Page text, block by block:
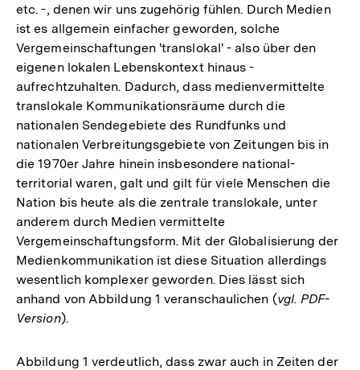
etc. -, denen wir uns zugehörig fühlen. Durch Medien
ist es allgemein einfacher geworden, solche
Vergemeinschaftungen 'translokal' - also über den
eigenen lokalen Lebenskontext hinaus -
aufrechtzuhalten. Dadurch, dass medienvermittelte
translokale Kommunikationsräume durch die
nationalen Sendegebiete des Rundfunks und
nationalen Verbreitungsgebiete von Zeitungen bis in
die 1970er Jahre hinein insbesondere national-
territorial waren, galt und gilt für viele Menschen die
Nation bis heute als die zentrale translokale, unter
anderem durch Medien vermittelte
Vergemeinschaftungsform. Mit der Globalisierung der
Medienkommunikation ist diese Situation allerdings
wesentlich komplexer geworden. Dies lässt sich
anhand von Abbildung 1 veranschaulichen (vgl. PDF-
Version).
Abbildung 1 verdeutlich, dass zwar auch in Zeiten der